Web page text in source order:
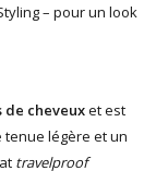
– pour un look
de cheveuxet est
légère et un
travelproof